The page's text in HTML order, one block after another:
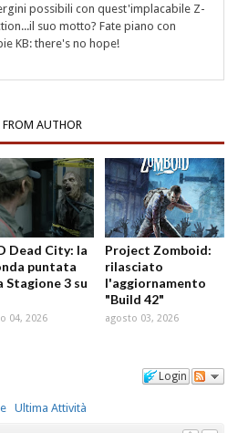
possibili con quest'implacabile Z-
suo motto? Fate piano con
KB: there's no hope!
FROM AUTHOR
Dead City: la
puntata
Stagione 3 su
04, 2026
Project Zomboid:
rilasciato
l'aggiornamento
"Build 42"
agosto 03, 2026
Login
Ultima Attività